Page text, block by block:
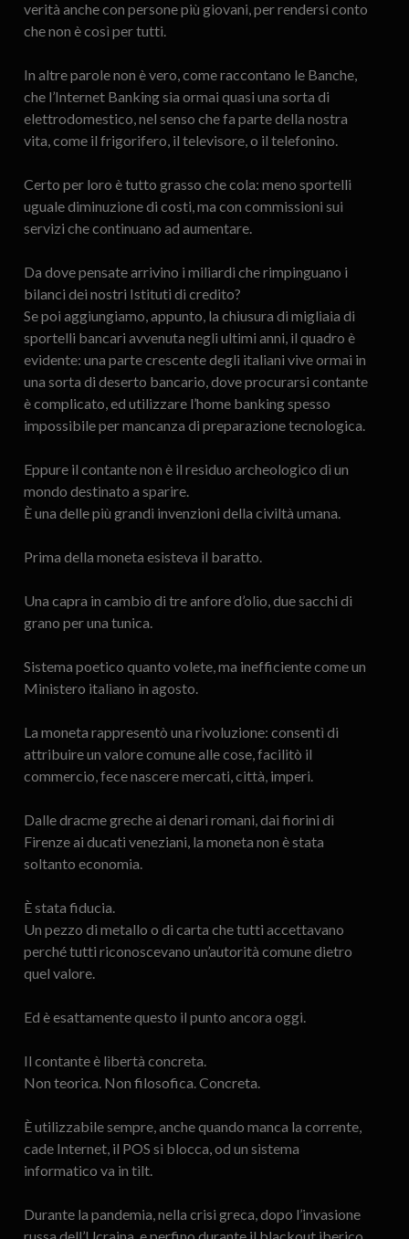
verità anche con persone più giovani, per rendersi conto
che non è così per tutti.
In altre parole non è vero, come raccontano le Banche,
che l’Internet Banking sia ormai quasi una sorta di
elettrodomestico, nel senso che fa parte della nostra
vita, come il frigorifero, il televisore, o il telefonino.
Certo per loro è tutto grasso che cola: meno sportelli
uguale diminuzione di costi, ma con commissioni sui
servizi che continuano ad aumentare.
Da dove pensate arrivino i miliardi che rimpinguano i
bilanci dei nostri Istituti di credito?
Se poi aggiungiamo, appunto, la chiusura di migliaia di
sportelli bancari avvenuta negli ultimi anni, il quadro è
evidente: una parte crescente degli italiani vive ormai in
una sorta di deserto bancario, dove procurarsi contante
è complicato, ed utilizzare l’home banking spesso
impossibile per mancanza di preparazione tecnologica.
Eppure il contante non è il residuo archeologico di un
mondo destinato a sparire.
È una delle più grandi invenzioni della civiltà umana.
Prima della moneta esisteva il baratto.
Una capra in cambio di tre anfore d’olio, due sacchi di
grano per una tunica.
Sistema poetico quanto volete, ma inefficiente come un
Ministero italiano in agosto.
La moneta rappresentò una rivoluzione: consentì di
attribuire un valore comune alle cose, facilitò il
commercio, fece nascere mercati, città, imperi.
Dalle dracme greche ai denari romani, dai fiorini di
Firenze ai ducati veneziani, la moneta non è stata
soltanto economia.
È stata fiducia.
Un pezzo di metallo o di carta che tutti accettavano
perché tutti riconoscevano un’autorità comune dietro
quel valore.
Ed è esattamente questo il punto ancora oggi.
Il contante è libertà concreta.
Non teorica. Non filosofica. Concreta.
È utilizzabile sempre, anche quando manca la corrente,
cade Internet, il POS si blocca, od un sistema
informatico va in tilt.
Durante la pandemia, nella crisi greca, dopo l’invasione
russa dell’Ucraina, e perfino durante il blackout iberico